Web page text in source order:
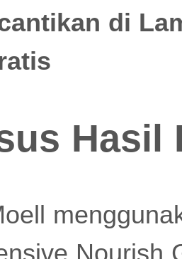
di
Hasil
Nourish